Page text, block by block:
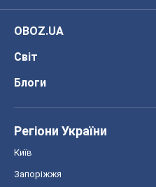
OBOZ.UA
Світ
Блоги
Регіони України
Київ
Запоріжжя